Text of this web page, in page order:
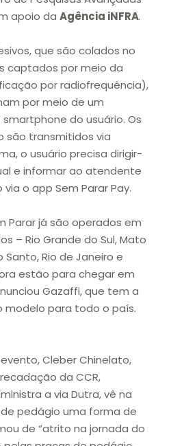
apoio da Agência iNFRA.
que são colados no
captados por meio da
por radiofrequência),
por meio de um
do usuário. Os
são transmitidos via
o usuário precisa dirigir-
e informar ao atendente
o app Sem Parar Pay.
Parar já são operados em
– Rio Grande do Sul, Mato
Santo, Rio de Janeiro e
estão para chegar em
Gazaffi, que tem a
modelo para todo o país.
Cleber Chinelato,
da CCR,
a via Dutra, vê na
pedágio uma forma de
de “atrito na jornada do